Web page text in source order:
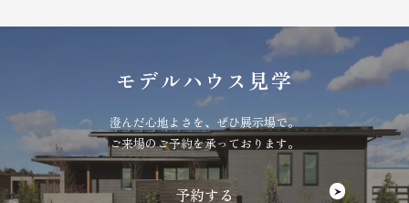
の
ー
ジ
送
モデルハウス見学
澄んだ心地よさを、ぜひ展示場で。
ご来場のご予約を承っております。